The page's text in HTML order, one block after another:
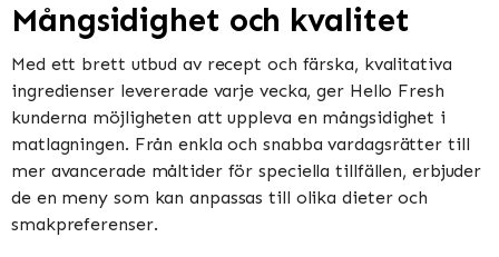
Mångsidighet och kvalitet
Med ett brett utbud av recept och färska, kvalitativa
ingredienser levererade varje vecka, ger Hello Fresh
kunderna möjligheten att uppleva en mångsidighet i
matlagningen. Från enkla och snabba vardagsrätter till
mer avancerade måltider för speciella tillfällen, erbjuder
de en meny som kan anpassas till olika dieter och
smakpreferenser.